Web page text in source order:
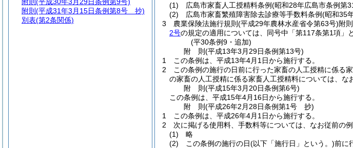
(1)
広島市家畜人工授精料条例(昭和28年広島市条例第
(2)
広島市家畜繁殖障害除去診療等手数料条例(昭和35
3
農業保険法施行規則 (平成29年農林水産省令第63号)附
2号の規定の適用については、同号中「第117条第1項」
(平30条例9・追加)
附 則(平成13年3月29日条例第13号)
1
この条例は、平成13年4月1日から施行する。
2
この条例の施行の日前に行った家畜の人工授精に係る
の家畜の人工授精に係る家畜人工授精料については、な
附 則(平成15年3月20日条例第6号)
この条例は、平成15年4月16日から施行する。
附 則(平成26年2月28日条例第1号 抄)
1
この条例は、平成26年4月1日から施行する。
2
次に掲げる使用料、手数料等については、なお従前の例
(1)
略
(2)
この条例の施行の日(以下「施行日」という。)前に
附則 (平成31年3月15日条例第8号 抄)
別表(第2条関係)